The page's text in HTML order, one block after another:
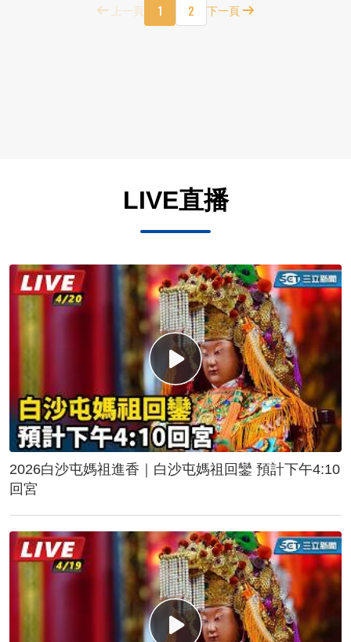
上一頁 1 2 下一頁
LIVE直播
2026白沙屯媽祖進香｜白沙屯媽祖回鑾 預計下午4:10
回宮